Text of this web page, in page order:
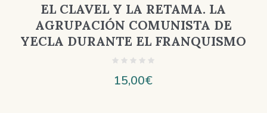
EL CLAVEL Y LA RETAMA. LA
AGRUPACIÓN COMUNISTA DE
YECLA DURANTE EL FRANQUISMO
15,00€